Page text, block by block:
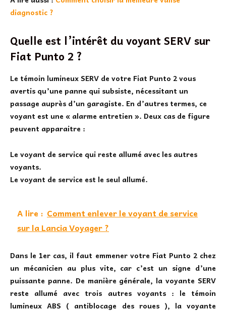
diagnostic ?
Quelle est l’intérêt du voyant SERV sur
Fiat Punto 2 ?
Le témoin lumineux SERV de votre Fiat Punto 2vous
avertis qu’une panne qui subsiste, nécessitant un
passage auprès d’un garagiste. En d’autres termes, ce
voyant est une « alarme entretien ». Deux cas de figure
peuvent apparaitre :
Le voyant de service qui reste allumé avec les autres
voyants.
Le voyant de service est le seul allumé.
A lire : Comment enlever le voyant de service
sur la Lancia Voyager ?
Dans le 1er cas, il faut emmener votre Fiat Punto 2 chez
un mécanicien au plus vite, car c’est un signe d’une
puissante panne. De manière générale, la voyante SERV
reste allumé avec trois autres voyants : le témoin
lumineux ABS ( antiblocage des roues ), la voyante